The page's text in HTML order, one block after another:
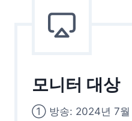
모니터 대상
① 방송: 2024년 7월